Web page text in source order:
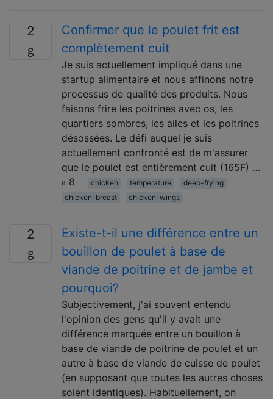
2
Confirmer que le poulet frit est
complètement cuit
Je suis actuellement impliqué dans une
startup alimentaire et nous affinons notre
processus de qualité des produits. Nous
faisons frire les poitrines avec os, les
quartiers sombres, les ailes et les poitrines
désossées. Le défi auquel je suis
actuellement confronté est de m'assurer
que le poulet est entièrement cuit (165F) …
8
chicken temperature
deep-frying
chicken-breast
chicken-wings
2
Existe-t-il une différence entre un
bouillon de poulet à base de
viande de poitrine et de jambe et
pourquoi?
Subjectivement, j'ai souvent entendu
l'opinion des gens qu'il y avait une
différence marquée entre un bouillon à
base de viande de poitrine de poulet et un
autre à base de viande de cuisse de poulet
(en supposant que toutes les autres choses
soient identiques). Habituellement, on